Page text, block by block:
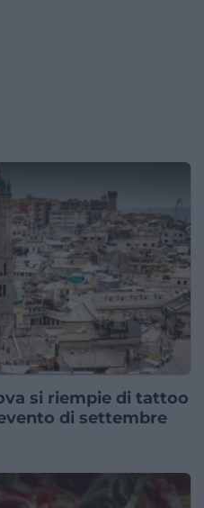
si riempie di tattoo
di settembre